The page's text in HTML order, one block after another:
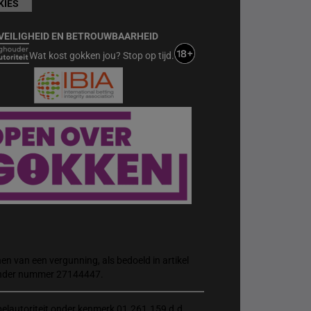
EN BETROUWBAARHEID
Wat kost gokken jou? Stop op tijd.
van een vergunning, als bedoeld in artikel
nummer 27144447.